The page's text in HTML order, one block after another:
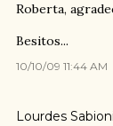
Roberta,
Besitos...
10/10/09 11:44 AM
Lourdes Sabioni